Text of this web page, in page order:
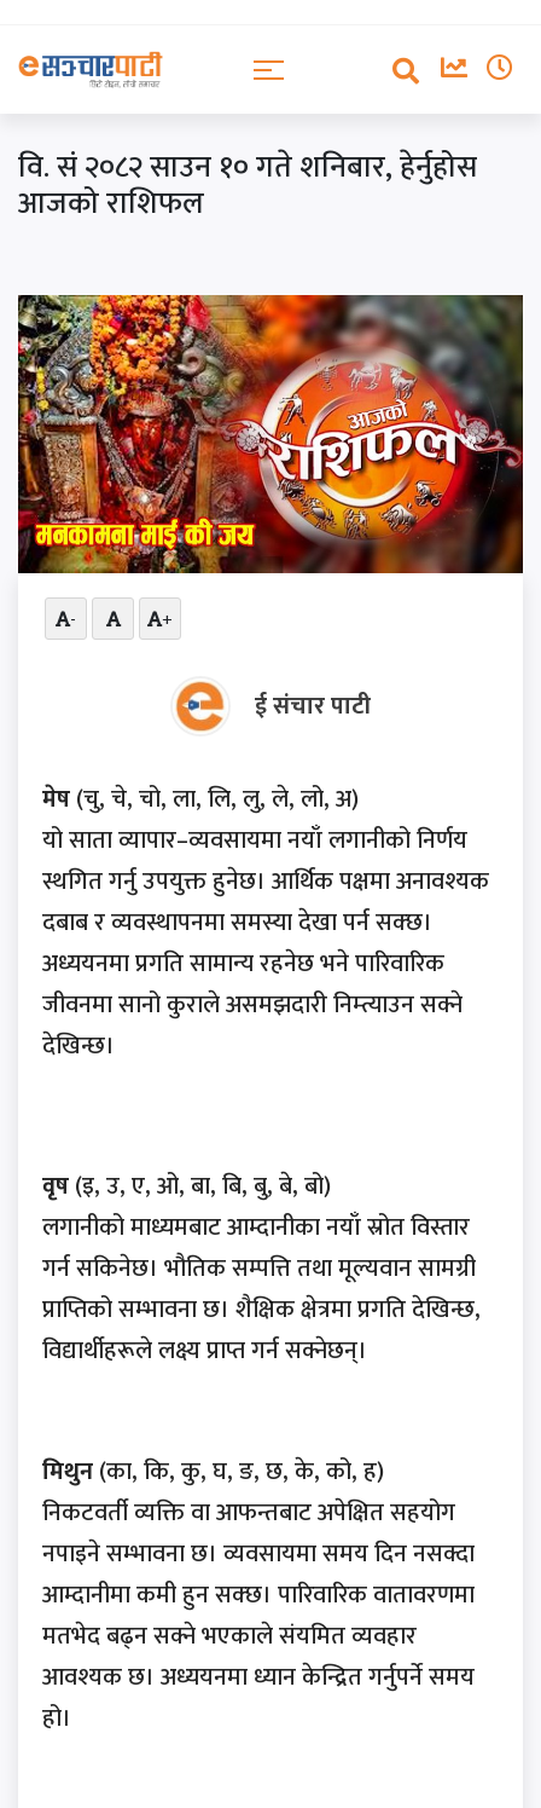
वि. सं २०८२ साउन १० गते शनिबार, हेर्नुहोस
आजको राशिफल
- +
ई संचार पाटी
मेष(चु, चे, चो, ला, लि, लु, ले, लो, अ)
यो साता व्यापार–व्यवसायमा नयाँ लगानीको निर्णय
स्थगित गर्नु उपयुक्त हुनेछ। आर्थिक पक्षमा अनावश्यक
दबाब र व्यवस्थापनमा समस्या देखा पर्न सक्छ।
अध्ययनमा प्रगति सामान्य रहनेछ भने पारिवारिक
जीवनमा सानो कुराले असमझदारी निम्त्याउन सक्ने
देखिन्छ।
वृष(इ, उ, ए, ओ, बा, बि, बु, बे, बो)
लगानीको माध्यमबाट आम्दानीका नयाँ स्रोत विस्तार
गर्न सकिनेछ। भौतिक सम्पत्ति तथा मूल्यवान सामग्री
प्राप्तिको सम्भावना छ। शैक्षिक क्षेत्रमा प्रगति देखिन्छ,
विद्यार्थीहरूले लक्ष्य प्राप्त गर्न सक्नेछन्।
मिथुन(का, कि, कु, घ, ङ, छ, के, को, ह)
निकटवर्ती व्यक्ति वा आफन्तबाट अपेक्षित सहयोग
नपाइने सम्भावना छ। व्यवसायमा समय दिन नसक्दा
आम्दानीमा कमी हुन सक्छ। पारिवारिक वातावरणमा
मतभेद बढ्न सक्ने भएकाले संयमित व्यवहार
आवश्यक छ। अध्ययनमा ध्यान केन्द्रित गर्नुपर्ने समय
हो।